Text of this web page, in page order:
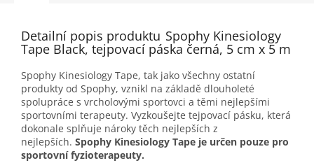
Detailní popis produktu Spophy Kinesiology
Tape Black, tejpovací páska černá, 5 cm x 5 m
Spophy Kinesiology Tape, tak jako všechny ostatní
produkty od Spophy, vznikl na základě dlouholeté
spolupráce s vrcholovými sportovci a těmi nejlepšími
sportovními terapeuty. Vyzkoušejte tejpovací pásku, která
dokonale splňuje nároky těch nejlepších z
nejlepších. Spophy Kinesiology Tape je určen pouze pro
sportovní fyzioterapeuty.